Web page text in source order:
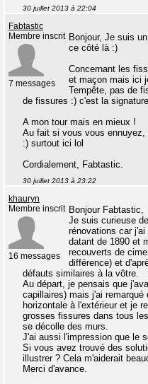
30 juillet 2013 à 22:04
Fabtastic
Membre inscrit
7 messages
Bonjour, Je suis
ce côté là :)
Concernant les
et maçon mais ici
Tempête, pas de
de fissures :) c'est la
A mon tour mais en mieux !
Au fait si vous vous
:) surtout ici lol
Cordialement, Fabtastic.
30 juillet 2013 à 23:22
khauryn
Membre inscrit
16 messages
Bonjour Fabtastic,
Je suis curieuse
rénovations car
datant de 1890 et
recouverts de
différence) et
défauts similaires à la vôtre.
Au départ, je pensais que
capillaires) mais j'ai
horizontale à l'extérieur et je
grosses fissures dans tous
se décolle des murs.
J'ai aussi l'impression que le
Si vous avez trouvé des
illustrer ? Cela m'aiderait
Merci d'avance.